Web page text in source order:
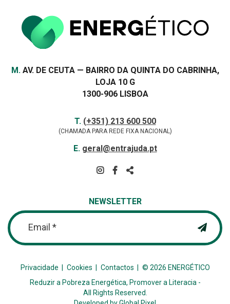
Morada
M.AV. DE CEUTA — BAIRRO DA QUINTA DO CABRINHA,
LOJA 10 G
1300-906 LISBOA
T. (+351) 213 600 500
(CHAMADA PARA REDE FIXA NACIONAL)
E. geral@entrajuda.pt
REDE
NEWSLETTER
Email *
Privacidade Cookies Contactos
© 2026 ENERGÉTICO
Reduzir a Pobreza Energética, Promover a Literacia -
All Rights Reserved.